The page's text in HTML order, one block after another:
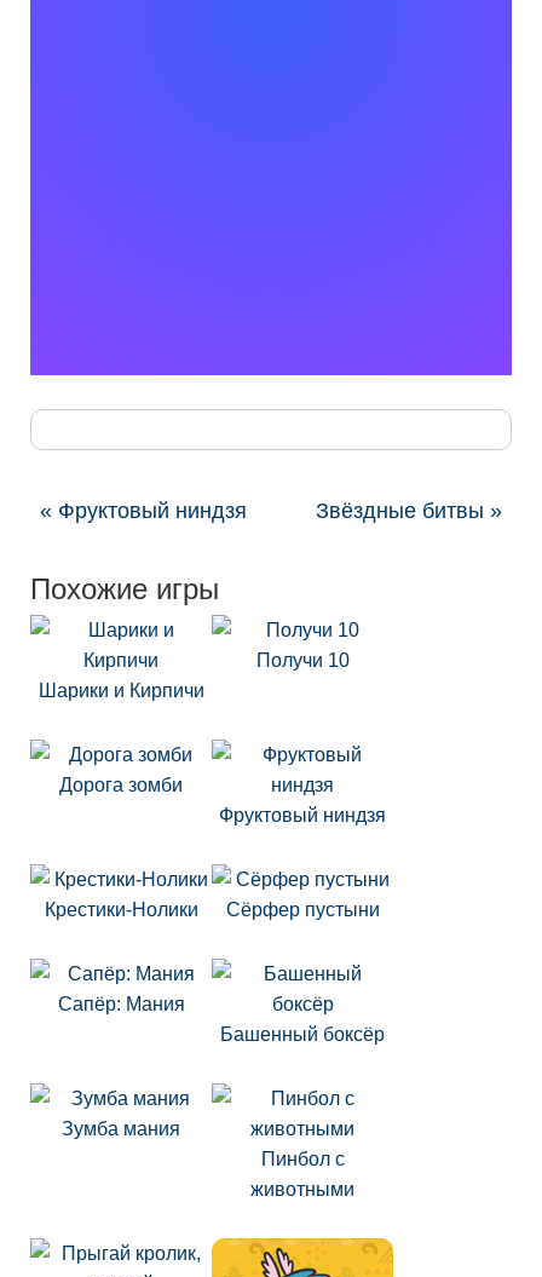
« Фруктовый ниндзя Звёздные битвы »
Похожие игры
Шарики и Кирпичи
Получи 10
Дорога зомби
Фруктовый ниндзя
Крестики-Нолики Сёрфер пустыни
Сапёр: Мания
Башенный боксёр
Зумба мания
Пинбол с
животными